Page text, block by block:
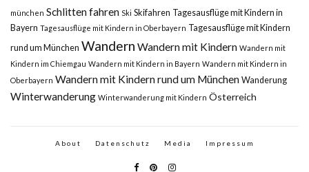
münchen Schlitten fahren Ski Skifahren Tagesausflüge mit Kindern in
Bayern Tagesausflüge mit Kindern in Oberbayern Tagesausflüge mit Kindern
rund um München Wandern Wandern mit Kindern Wandern mit
Kindern im Chiemgau Wandern mit Kindern in Bayern Wandern mit Kindern in
Oberbayern Wandern mit Kindern rund um München Wanderung
Winterwanderung Winterwanderung mit Kindern Österreich
About Datenschutz Media Impressum